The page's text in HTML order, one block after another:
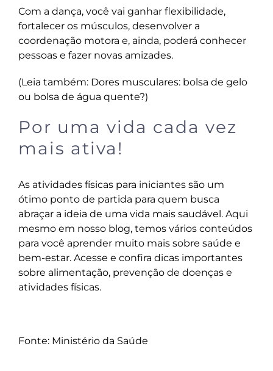
Com a dança, você vai ganhar flexibilidade,
fortalecer os músculos, desenvolver a
coordenação motora e, ainda, poderá conhecer
pessoas e fazer novas amizades.
(Leia também: Dores musculares: bolsa de gelo
ou bolsa de água quente?)
Por uma vida cada vez
mais ativa!
As atividades físicas para iniciantes são um
ótimo ponto de partida para quem busca
abraçar a ideia de uma vida mais saudável. Aqui
mesmo em nosso blog, temos vários conteúdos
para você aprender muito mais sobre saúde e
bem-estar. Acesse e confira dicas importantes
sobre alimentação, prevenção de doenças e
atividades físicas.
Fonte: Ministério da Saúde